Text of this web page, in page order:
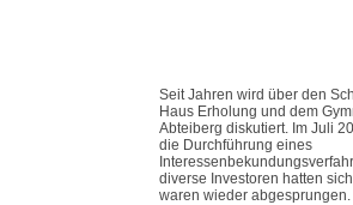
Seit Jahren wird über den
Haus Erholung und dem
Abteiberg diskutiert. Im Juli
die Durchführung eines
diverse Investoren hatten
waren wieder abgesprungen.